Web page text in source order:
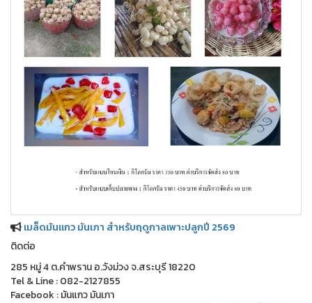
เมล็ดมันแกว มันเภา สำหรับฤดูกาลเพาะปลูกปี 2569
ติดต่อ
285 หมู่ 4 ต.คำพราน อ.วังม่วง จ.สระบุรี 18220
Tel & Line : 082-2127855
Facebook : มันแกว มันเภา